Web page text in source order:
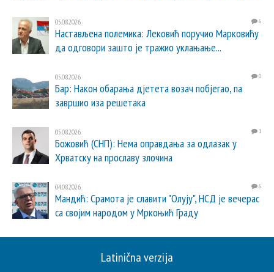
05.08.2026. 6
Настављена полемика: Лековић поручио Марковићу
да одговори зашто је тражио уклањање...
05.08.2026. 0
Бар: Након обарања дјетета возач побјегао, па
завршио иза решетака
05.08.2026. 1
Божовић (СНП): Нема оправдања за одлазак у
Хрватску на прославу злочина
04.08.2026. 6
Мандић: Срамота је славити "Олују", НСД је вечерас
са својим народом у Мркоњић Граду
Latinična verzija